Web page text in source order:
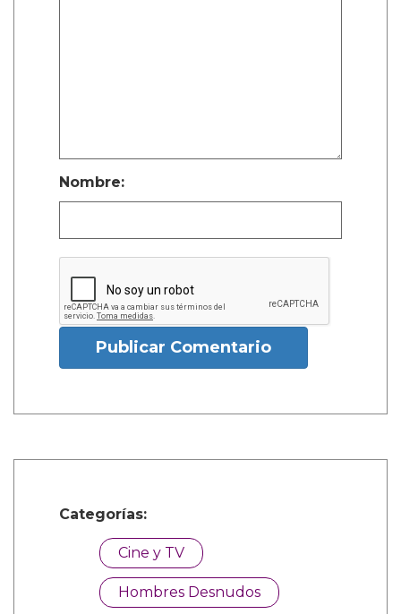
Nombre:
Publicar Comentario
Categorías:
Cine y TV
Hombres Desnudos